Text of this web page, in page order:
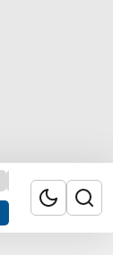
Przemysł 4.0